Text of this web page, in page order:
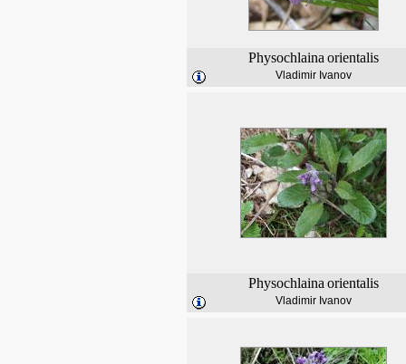
Physochlaina orientalis
Vladimir Ivanov
Physochlaina orientalis
Vladimir Ivanov